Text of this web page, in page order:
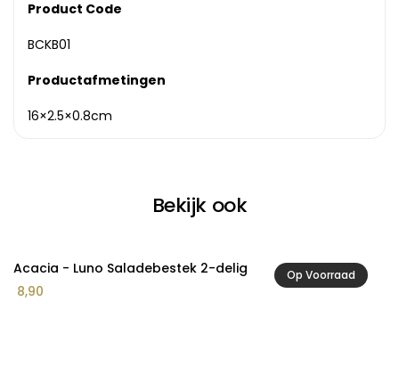
Product Code
BCKB01
Productafmetingen
16×2.5×0.8cm
Bekijk ook
Op Voorraad
Acacia - Luno Saladebestek 2-delig
8,90